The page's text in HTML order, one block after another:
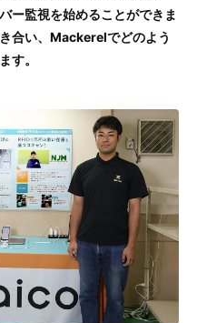
ー監視を始めることができま
合い、 Mackerelでどのよう
す。